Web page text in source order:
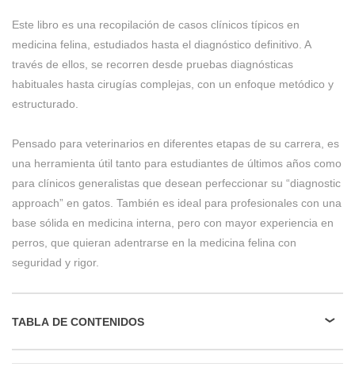
Este libro es una recopilación de casos clínicos típicos en
medicina felina, estudiados hasta el diagnóstico definitivo. A
través de ellos, se recorren desde pruebas diagnósticas
habituales hasta cirugías complejas, con un enfoque metódico y
estructurado.
Pensado para veterinarios en diferentes etapas de su carrera, es
una herramienta útil tanto para estudiantes de últimos años como
para clínicos generalistas que desean perfeccionar su “diagnostic
approach” en gatos. También es ideal para profesionales con una
base sólida en medicina interna, pero con mayor experiencia en
perros, que quieran adentrarse en la medicina felina con
seguridad y rigor.
TABLA DE CONTENIDOS